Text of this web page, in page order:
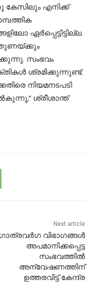
കേസിലും എനിക്ക്
ഏർപ്പെട്ടിട്ടില്ല.
സംഭവം
ശ്രമിക്കുന്നുണ്ട്.
നിയമനടപടി
ശ്രീശാന്ത്
Next article
വിഭാഗങ്ങൾ
അപമാനിക്കപ്പെട്ട
സംഭവത്തിൽ
അന്വേഷണത്തിന്
ഉത്തരവിട്ട് കേന്ദ്ര